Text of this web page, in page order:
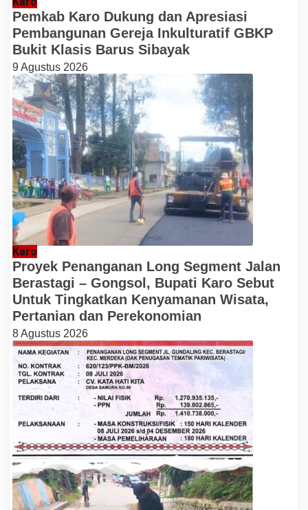
Pemkab Karo Dukung dan Apresiasi
Pembangunan Gereja Inkulturatif GBKP
Bukit Klasis Barus Sibayak
9 Agustus 2026
Karo
Proyek Penanganan Long Segment Jalan
Berastagi – Gongsol, Bupati Karo Sebut
Untuk Tingkatkan Kenyamanan Wisata,
Pertanian dan Perekonomian
8 Agustus 2026